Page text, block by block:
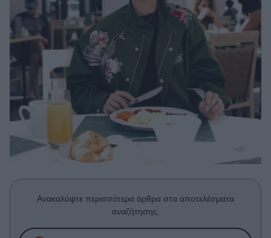
Σχέσεις & Σεξ
Fitness
Woman Power
Parenting
Working Girl
Real Women
Πρόσωπα
Συνεντεύξεις
Ask the Guru
Ανακαλύψτε περισσότερα άρθρα στα αποτελέσματα
αναζήτησης.